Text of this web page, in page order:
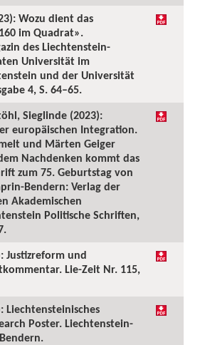
Wozu dient das
im Quadrat».
des Liechtenstein-
Universität im
und der Universität
4, S. 64–65.
Sieglinde (2023):
europäischen Integration.
und Märten Geiger
Nachdenken kommt das
zum 75. Geburtstag von
Bendern: Verlag der
Akademischen
Politische Schriften,
Justizreform und
Lie-Zeit Nr. 115,
Liechtensteinisches
Poster. Liechtenstein-